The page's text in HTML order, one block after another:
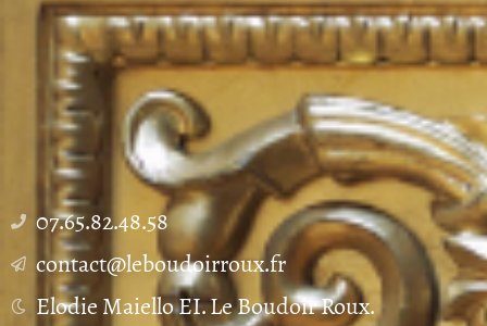
07.65.82.48.58
contact@leboudoirroux.fr
Elodie Maiello EI. Le Boudoir Roux.